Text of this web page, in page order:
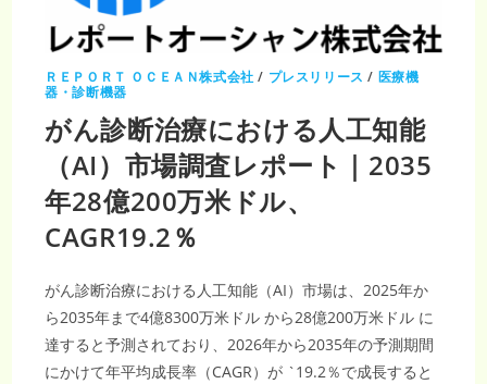
億
米
ド
ル・
CAGR8.02％、
ん
治
療
技
術
が
進
化
ＲＥＰＯＲＴ ＯＣＥＡＮ株式会社 / プレスリリース / 医療機
器・診断機器
がん診断治療における人工知能
（AI）市場調査レポート｜2035
年28億200万米ドル、
CAGR19.2％
がん診断治療における人工知能（AI）市場は、2025年か
ら2035年まで4億8300万米ドル から28億200万米ドル に
達すると予測されており、2026年から2035年の予測期間
にかけて年平均成長率（CAGR）が `19.2％で成長すると